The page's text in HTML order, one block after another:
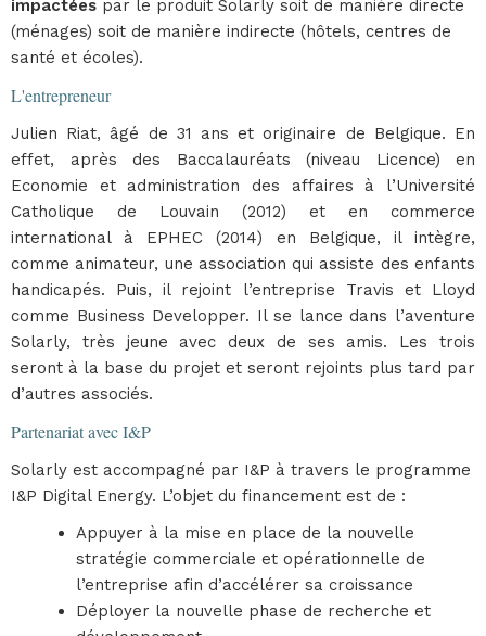
impactées par le produit Solarly soit de manière directe
(ménages) soit de manière indirecte (hôtels, centres de
santé et écoles).
L'entrepreneur
Julien Riat, âgé de 31 ans et originaire de Belgique. En
effet, après des Baccalauréats (niveau Licence) en
Economie et administration des affaires à l’Université
Catholique de Louvain (2012) et en commerce
international à EPHEC (2014) en Belgique, il intègre,
comme animateur, une association qui assiste des enfants
handicapés. Puis, il rejoint l’entreprise Travis et Lloyd
comme Business Developper. Il se lance dans l’aventure
Solarly, très jeune avec deux de ses amis. Les trois
seront à la base du projet et seront rejoints plus tard par
d’autres associés.
Partenariat avec I&P
Solarly est accompagné par I&P à travers le programme
I&P Digital Energy. L’objet du financement est de :
Appuyer à la mise en place de la nouvelle
stratégie commerciale et opérationnelle de
l’entreprise afin d’accélérer sa croissance
Déployer la nouvelle phase de recherche et